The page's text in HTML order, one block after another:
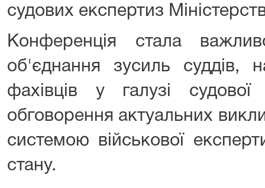
судових експертиз
Конференція стала
об'єднання зусиль суддів,
фахівців у галузі
обговорення актуальних
системою військової
стану.